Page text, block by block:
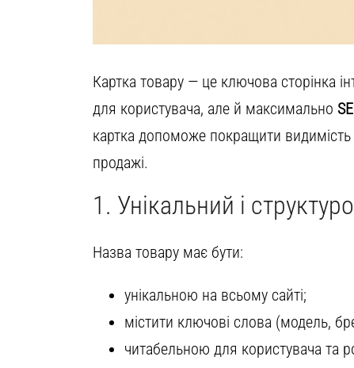
Картка товару — це ключова сторінка
для користувача, але й максимально
картка допоможе покращити видимість
продажі.
1. Унікальний і
Назва товару має бути:
унікальною на всьому сайті;
містити ключові слова (модель,
читабельною для користувача та